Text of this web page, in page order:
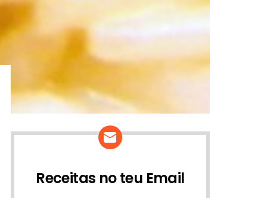
Receitas no teu Email